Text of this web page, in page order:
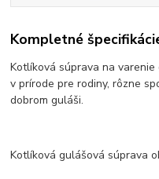
Kompletné
Kotlíková súprava na
v prírode pre rodiny, rôzne
dobrom guláši.
Kotlíková gulášová súprava